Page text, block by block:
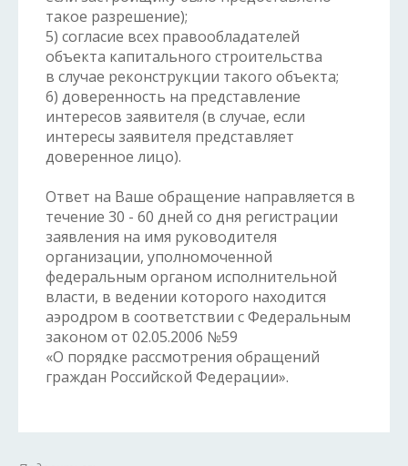
такое разрешение);
5) согласие всех правообладателей
объекта капитального строительства
в случае реконструкции такого объекта;
6) доверенность на представление
интересов заявителя (в случае, если
интересы заявителя представляет
доверенное лицо).
Ответ на Ваше обращение направляется в
течение 30 - 60 дней со дня регистрации
заявления на имя руководителя
организации, уполномоченной
федеральным органом исполнительной
власти, в ведении которого находится
аэродром в соответствии с Федеральным
законом от 02.05.2006 №59
«О порядке рассмотрения обращений
граждан Российской Федерации».